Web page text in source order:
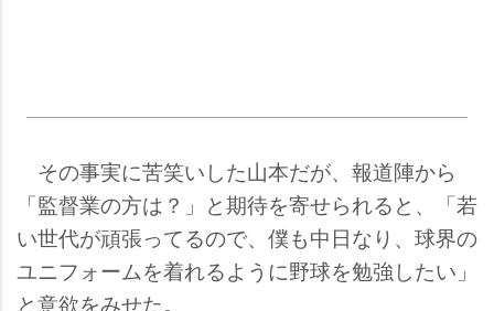
その事実に苦笑いした山本だが、報道陣から
「監督業の方は？」と期待を寄せられると、「若
い世代が頑張ってるので、僕も中日なり、球界の
ユニフォームを着れるように野球を勉強したい」
と意欲をみせた。